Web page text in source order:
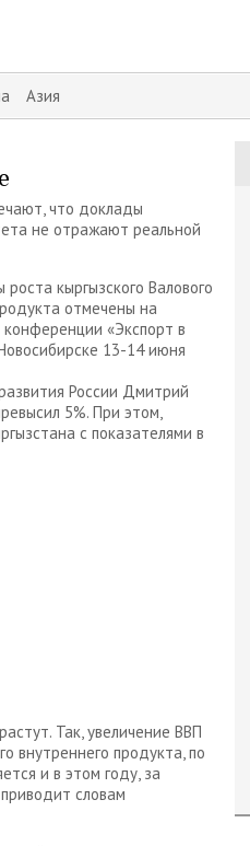
Азия
что доклады
не отражают реальной
кыргызского Валового
отмечены на
«Экспорт в
13-14 июня
России Дмитрий
5%. При этом,
с показателями в
Так, увеличение ВВП
внутреннего продукта, по
и в этом году, за
словам